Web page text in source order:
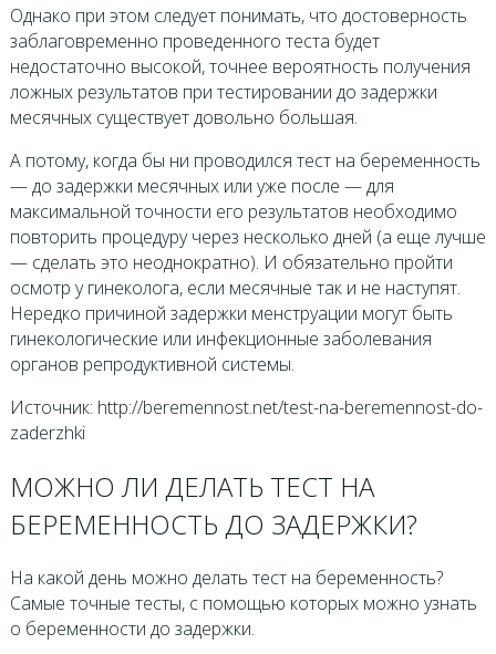
Однако при этом следует понимать, что достоверность
заблаговременно проведенного теста будет
недостаточно высокой, точнее вероятность получения
ложных результатов при тестировании до задержки
месячных существует довольно большая.
А потому, когда бы ни проводился тест на беременность
— до задержки месячных или уже после — для
максимальной точности его результатов необходимо
повторить процедуру через несколько дней (а еще лучше
— сделать это неоднократно). И обязательно пройти
осмотр у гинеколога, если месячные так и не наступят.
Нередко причиной задержки менструации могут быть
гинекологические или инфекционные заболевания
органов репродуктивной системы.
Источник: http://beremennost.net/test-na-beremennost-do-
zaderzhki
МОЖНО ЛИ ДЕЛАТЬ ТЕСТ НА
БЕРЕМЕННОСТЬ ДО ЗАДЕРЖКИ?
На какой день можно делать тест на беременность?
Самые точные тесты, с помощью которых можно узнать
о беременности до задержки.